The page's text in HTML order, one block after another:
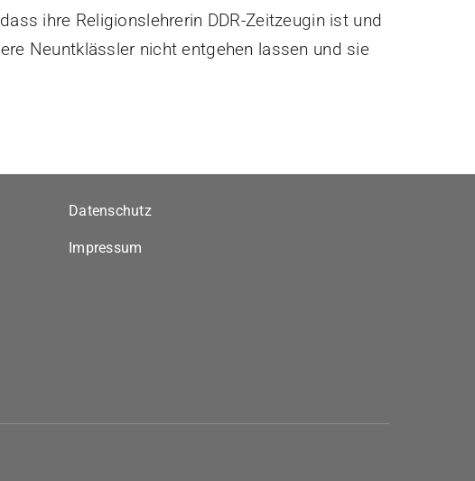
ihre Religionslehrerin DDR-Zeitzeugin ist und
Neuntklässler nicht entgehen lassen und sie
Datenschutz
Impressum